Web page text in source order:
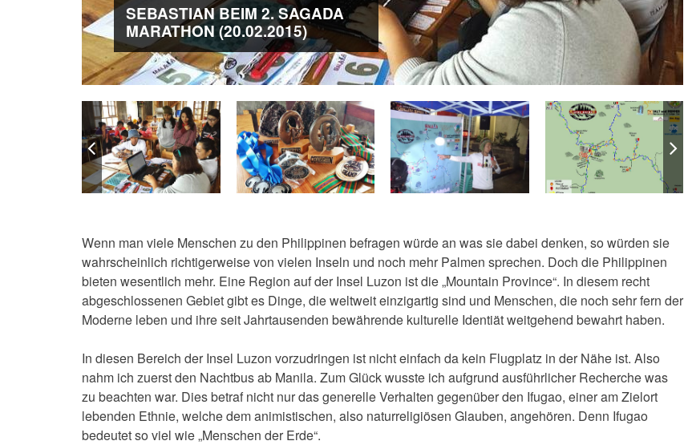
SEBASTIAN BEIM 2. SAGADA
MARATHON (20.02.2015)
Wenn man viele Menschen zu den Philippinen befragen würde an was sie dabei denken, so würden sie
wahrscheinlich richtigerweise von vielen Inseln und noch mehr Palmen sprechen. Doch die Philippinen
bieten wesentlich mehr. Eine Region auf der Insel Luzon ist die „Mountain Province“. In diesem recht
abgeschlossenen Gebiet gibt es Dinge, die weltweit einzigartig sind und Menschen, die noch sehr fern der
Moderne leben und ihre seit Jahrtausenden bewährende kulturelle Identiät weitgehend bewahrt haben.
In diesen Bereich der Insel Luzon vorzudringen ist nicht einfach da kein Flugplatz in der Nähe ist. Also
nahm ich zuerst den Nachtbus ab Manila. Zum Glück wusste ich aufgrund ausführlicher Recherche was
zu beachten war. Dies betraf nicht nur das generelle Verhalten gegenüber den Ifugao, einer am Zielort
lebenden Ethnie, welche dem animistischen, also naturreligiösen Glauben, angehören. Denn Ifugao
bedeutet so viel wie „Menschen der Erde“.